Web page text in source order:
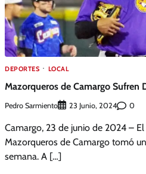
DEPORTES LOCAL
Mazorqueros de Camargo Sufren
Pedro Sarmiento 23 Junio, 2024 0
Camargo, 23 de junio de 2024 –
Mazorqueros de Camargo tomó
semana. A […]